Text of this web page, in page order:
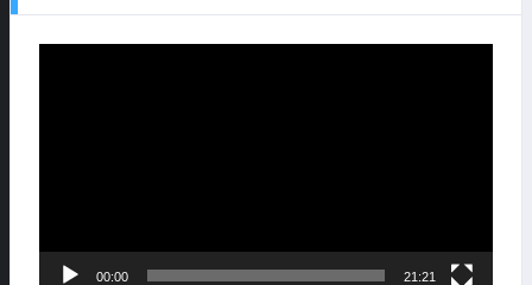
00:00 21:21